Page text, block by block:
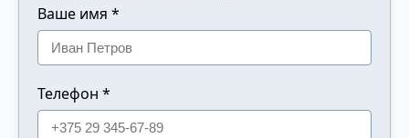
Ваше имя *
Телефон *